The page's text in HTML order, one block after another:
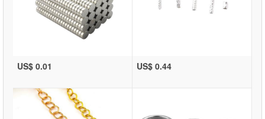
US$ 0.01 US$ 0.44